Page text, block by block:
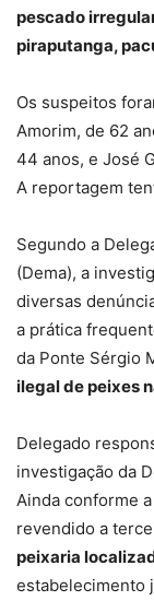
pescado
piraputanga,
Os suspeitos
Amorim, de 62
44 anos, e José
A reportagem
Segundo a
(Dema), a
diversas
a prática
da Ponte Sérgio
ilegal de peixes
Delegado
investigação da
Ainda conforme
revendido a
peixaria
estabelecimento